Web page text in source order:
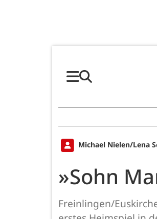
Michael Nielen/Lena
»Sohn
Freinlingen/